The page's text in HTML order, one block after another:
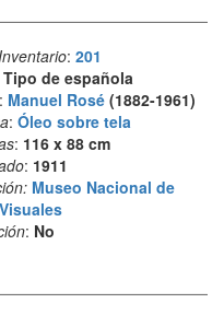
: 201
Tipo de española
Manuel Rosé(1882-1961)
: Óleo sobre tela
: 116 x 88 cm
: 1911
Museo Nacional de
: No